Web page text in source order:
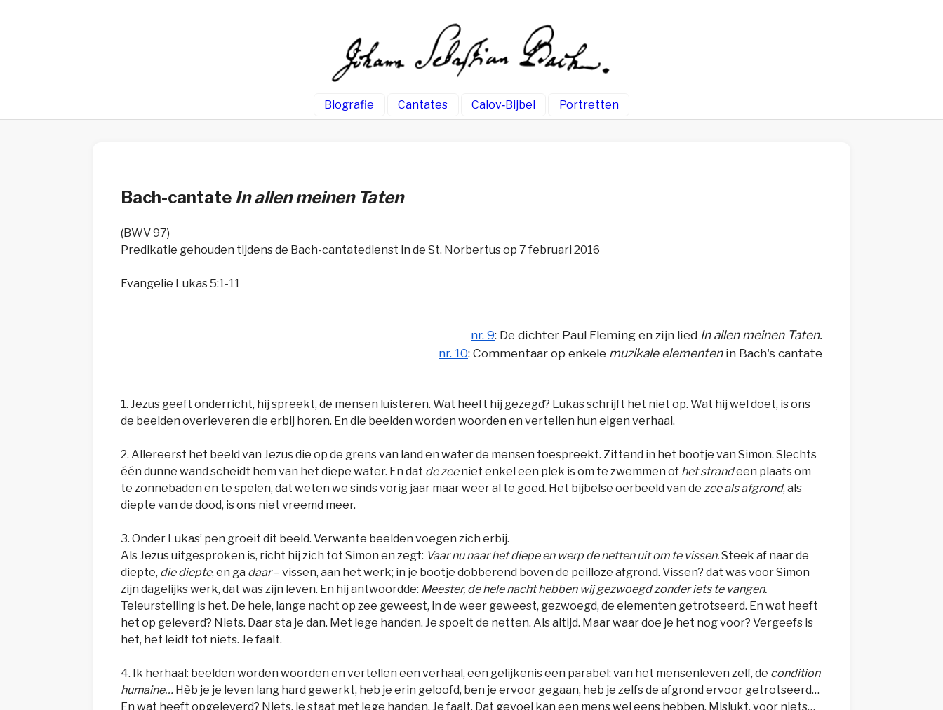
Biografie Cantates Calov‑Bijbel Portretten
Bach-cantate In allen meinen Taten
(BWV 97)
Predikatie gehouden tijdens de Bach-cantatedienst in de St. Norbertus op 7 februari 2016
Evangelie Lukas 5:1-11
nr. 9: De dichter Paul Fleming en zijn lied In allen meinen Taten.
nr. 10: Commentaar op enkele muzikale elementenin Bach's cantate
1. Jezus geeft onderricht, hij spreekt, de mensen luisteren. Wat heeft hij gezegd? Lukas schrijft het niet op. Wat hij wel doet, is ons
de beelden overleveren die erbij horen. En die beelden worden woorden en vertellen hun eigen verhaal.
2. Allereerst het beeld van Jezus die op de grens van land en water de mensen toespreekt. Zittend in het bootje van Simon. Slechts
één dunne wand scheidt hem van het diepe water. En dat de zeeniet enkel een plek is om te zwemmen of het strandeen plaats om
te zonnebaden en te spelen, dat weten we sinds vorig jaar maar weer al te goed. Het bijbelse oerbeeld van de zee als afgrond, als
diepte van de dood, is ons niet vreemd meer.
3. Onder Lukas’ pen groeit dit beeld. Verwante beelden voegen zich erbij.
Als Jezus uitgesproken is, richt hij zich tot Simon en zegt: Vaar nu naar het diepe en werp de netten uit om te vissen.Steek af naar de
diepte, die diepte, en ga daar– vissen, aan het werk; in je bootje dobberend boven de peilloze afgrond. Vissen? dat was voor Simon
zijn dagelijks werk, dat was zijn leven. En hij antwoordde: Meester, de hele nacht hebben wij gezwoegd zonder iets te vangen.
Teleurstelling is het. De hele, lange nacht op zee geweest, in de weer geweest, gezwoegd, de elementen getrotseerd. En wat heeft
het op geleverd? Niets. Daar sta je dan. Met lege handen. Je spoelt de netten. Als altijd. Maar waar doe je het nog voor? Vergeefs is
het, het leidt tot niets. Je faalt.
4. Ik herhaal: beelden worden woorden en vertellen een verhaal, een gelijkenis een parabel: van het mensenleven zelf, de condition
humaine… Hèb je je leven lang hard gewerkt, heb je erin geloofd, ben je ervoor gegaan, heb je zelfs de afgrond ervoor getrotseerd…
En wat heeft opgeleverd? Niets, je staat met lege handen. Je faalt. Dat gevoel kan een mens wel eens hebben. Mislukt, voor niets…